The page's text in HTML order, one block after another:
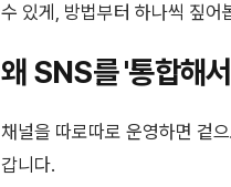
수 있게, 방법부터 하나씩 짚어
왜 SNS를 '통합해
채널을 따로따로 운영하면 겉
갑니다.